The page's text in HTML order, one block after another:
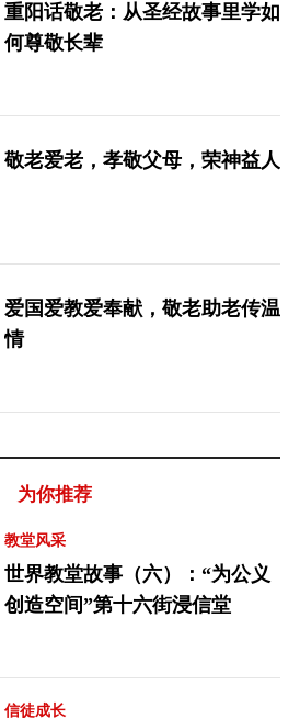
重阳话敬老：从圣经故事里学如
何尊敬长辈
敬老爱老，孝敬父母，荣神益人
爱国爱教爱奉献，敬老助老传温
情
为你推荐
教堂风采
世界教堂故事（六）：“为公义
创造空间”第十六街浸信堂
信徒成长